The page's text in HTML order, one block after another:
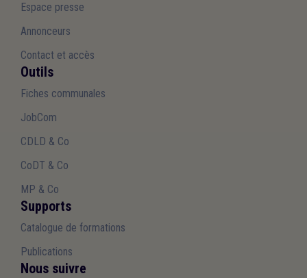
Espace presse
Annonceurs
Contact et accès
Outils
Fiches communales
JobCom
CDLD & Co
CoDT & Co
MP & Co
Supports
Catalogue de formations
Publications
Nous suivre